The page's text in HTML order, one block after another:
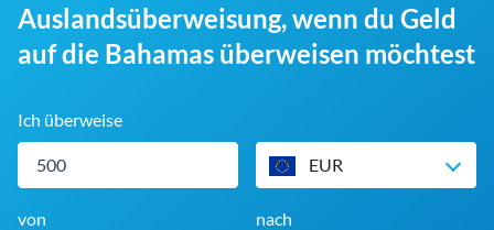
Auslandsüberweisung, wenn du Geld
auf die Bahamas überweisen möchtest
Ich überweise
EUR
von nach